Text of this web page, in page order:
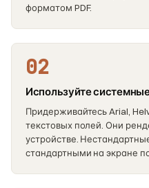
форматом PDF.
02
Используйте
Придерживайтесь Arial,
текстовых полей. Они
устройстве.
стандартными на экране